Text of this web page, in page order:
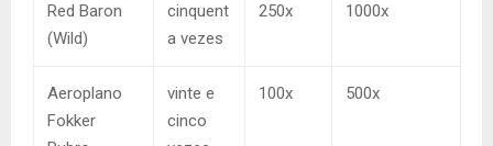
Red Baron
(Wild)
cinquent
a vezes
250x 1000x
Aeroplano
Fokker
vinte e
cinco
100x 500x